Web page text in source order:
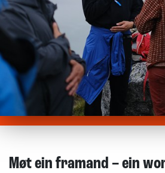
Møt ein framand – ein